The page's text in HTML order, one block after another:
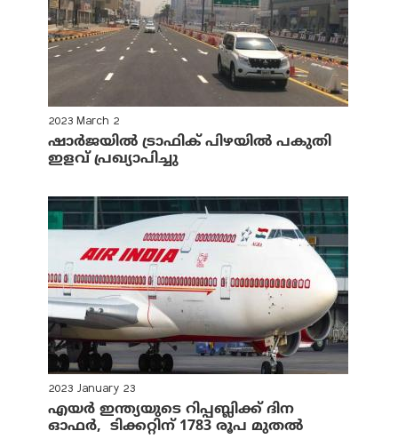
2023 March 2
ഷാര്‍ജയില്‍ ട്രാഫിക് പിഴയില്‍ പകുതി
ഇളവ് പ്രഖ്യാപിച്ചു
2023 January 23
എയര്‍ ഇന്ത്യയുടെ റിപ്പബ്ലിക്ക് ദിന
ഓഫര്‍, ടിക്കറ്റിന് 1783 രൂപ മുതല്‍